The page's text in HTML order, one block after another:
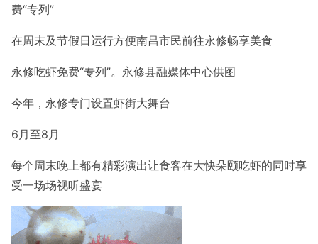
费“专列”
在周末及节假日运行方便南昌市民前往永修畅享美食
永修吃虾免费“专列”。永修县融媒体中心供图
今年，永修专门设置虾街大舞台
6月至8月
每个周末晚上都有精彩演出让食客在大快朵颐吃虾的同时享
受一场场视听盛宴